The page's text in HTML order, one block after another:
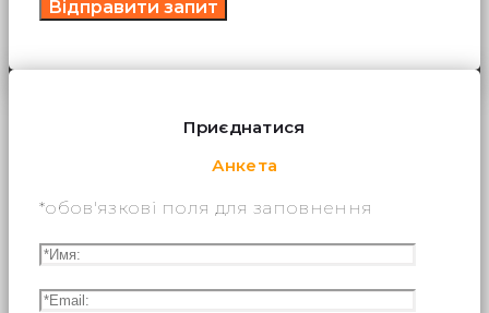
Приєднатися
Анкета
*обов'язкові поля для заповнення